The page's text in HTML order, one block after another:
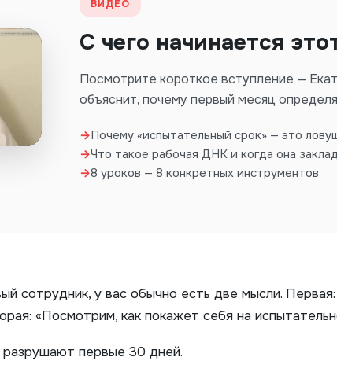
ВИДЕО
С чего начинается
Посмотрите короткое вступление —
объяснит, почему первый месяц
→Почему «испытательный срок» — это
→Что такое рабочая ДНК и когда она
→8 уроков — 8 конкретных инструментов
сотрудник, у вас обычно есть две мысли.
«Посмотрим, как покажет себя на
первые 30 дней.